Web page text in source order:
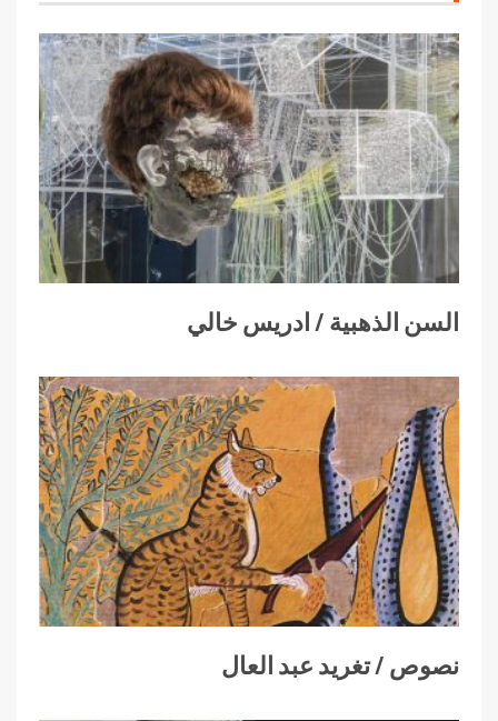
السن الذهبية / ادريس خالي
نصوص / تغريد عبد العال